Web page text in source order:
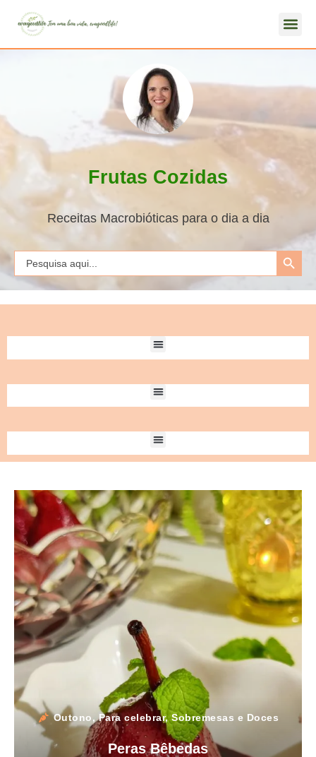
Frutas Cozidas
Receitas Macrobióticas para o dia a dia
Search
for:
Search Button
Outono,Para celebrar, Sobremesas e Doces
Peras Bêbedas